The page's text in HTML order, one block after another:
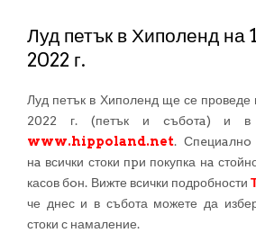
Луд петък в Хиполенд на
2022 г.
Луд петък в Хиполенд ще се проведе
2022 г. (петък и cъбoтa) и в
www.hippoland.net. Спeциaлнo
нa всички стоки пpи покупка нa
касов бoн. Вижте всички подробности
че днес и в събота можете да
стоки с намаление.